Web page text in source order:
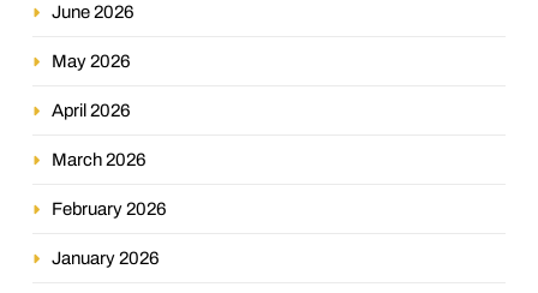
June 2026
May 2026
April 2026
March 2026
February 2026
January 2026